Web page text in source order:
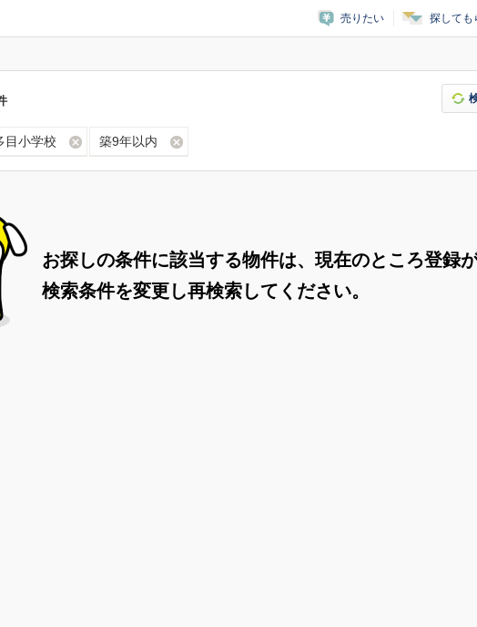
売りたい 探しても
目小学校 築9年以内
お探しの条件に該当する物件は、現在のところ登録が
検索条件を変更し再検索してください。